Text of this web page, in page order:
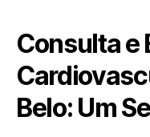
Consulta e
Belo: Um